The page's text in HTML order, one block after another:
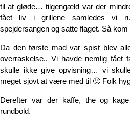
til at gløde… tilgengæld var der
fået liv i grillene samledes vi
spejdersangen og satte flaget. Så kom
Da den første mad var spist blev
overraskelse.. Vi havde nemlig fået
skulle ikke give opvisning… vi
meget sjovt at være med til 🙂 Folk
Derefter var der kaffe, the og
rundbold.